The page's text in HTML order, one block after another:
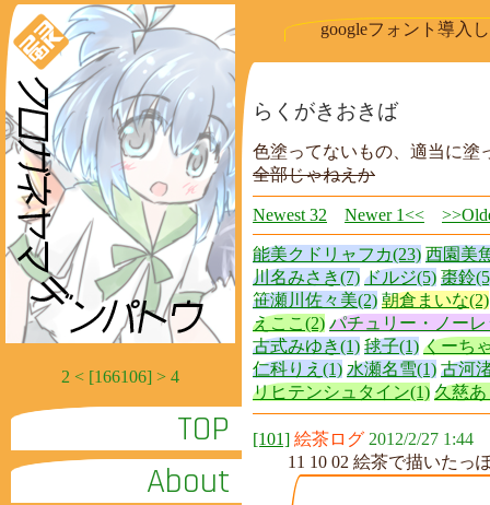
2 < [166106] > 4
TOP
About
googleフォント導入
らくがきおきば
色塗ってないもの、適当に塗
全部じゃねえか
Newest 32 Newer 1<<
能美クドリャフカ(23) 西園美
川名みさき(7) ドルジ(5) 棗鈴
笹瀬川佐々美(2) 朝倉まいな(2)
えここ(2) パチュリー・ノーレ
古式みゆき(1) 毬子(1) くーち
仁科りえ(1) 水瀬名雪(1) 古河
リヒテンシュタイン(1) 久慈あ
[101] 絵茶ログ 2012/2/27 1:44
11 10 02 絵茶で描いたっ